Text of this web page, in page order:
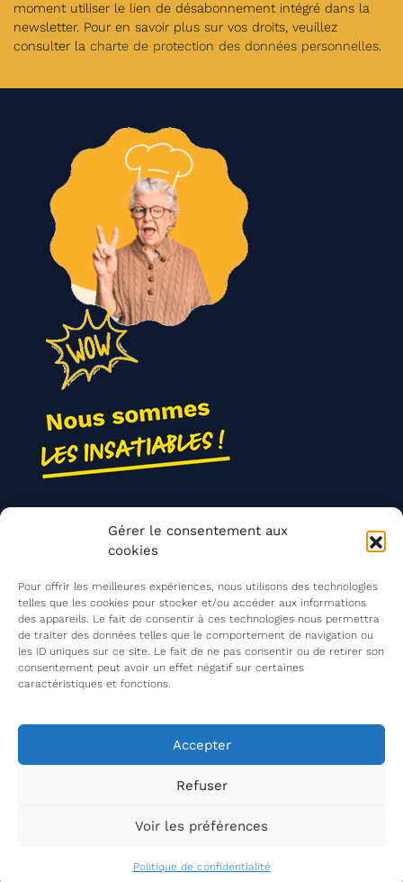
Gérer le consentement aux
cookies
Pour offrir les meilleures expériences, nous utilisons des technologies
telles que les cookies pour stocker et/ou accéder aux informations
des appareils. Le fait de consentir à ces technologies nous permettra
de traiter des données telles que le comportement de navigation ou
les ID uniques sur ce site. Le fait de ne pas consentir ou de retirer son
consentement peut avoir un effet négatif sur certaines
caractéristiques et fonctions.
Accepter
Refuser
Voir les préférences
Politique de confidentialité
moment utiliser le lien de désabonnement intégré dans la
newsletter. Pour en savoir plus sur vos droits, veuillez
consulter la charte de protection des données personnelles
Agir ensemble
Mentions légales
Politique de confidentialité
Les Insatiables, une association du